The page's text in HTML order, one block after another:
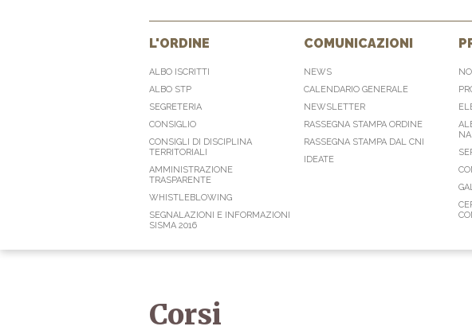
L'ORDINE
ALBO ISCRITTI
ALBO STP
SEGRETERIA
CONSIGLIO
CONSIGLI DI DISCIPLINA
TERRITORIALI
AMMINISTRAZIONE
TRASPARENTE
WHISTLEBLOWING
SEGNALAZIONI E INFORMAZIONI
SISMA 2016
COMUNICAZIONI
NEWS
CALENDARIO GENERALE
NEWSLETTER
RASSEGNA STAMPA ORDINE
RASSEGNA STAMPA DAL CNI
IDEATE
Corsi